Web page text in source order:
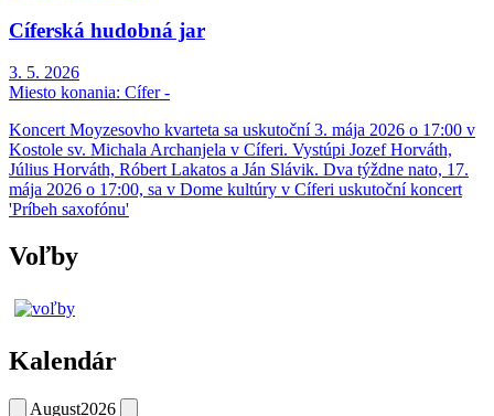
Cíferská hudobná jar
3. 5. 2026
Miesto konania: Cífer -
Koncert Moyzesovho kvarteta sa uskutoční 3. mája 2026 o 17:00 v
Kostole sv. Michala Archanjela v Cíferi. Vystúpi Jozef Horváth,
Július Horváth, Róbert Lakatos a Ján Slávik. Dva týždne nato, 17.
mája 2026 o 17:00, sa v Dome kultúry v Cíferi uskutoční koncert
'Príbeh saxofónu'
Voľby
Kalendár
August2026